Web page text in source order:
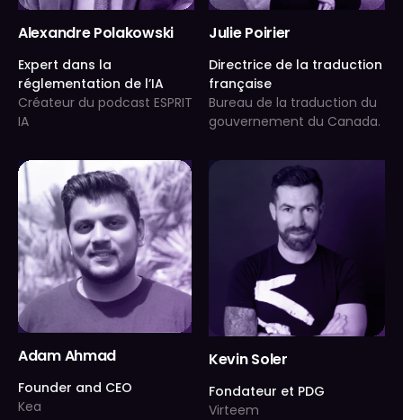
Alexandre Polakowski
Expert dans la
réglementation de l’IA
Créateur du podcast ESPRIT
IA
Julie Poirier
Directrice de la traduction
française
Bureau de la traduction du
gouvernement du Canada.
Adam Ahmad
Founder and CEO
Kea
Kevin Soler
Fondateur et PDG
Virteem